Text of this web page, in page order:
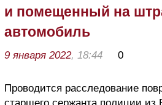
и помещенный на
автомобиль
9 января 2022, 18:44 0
Проводится расследование
старшего сержанта полиции из